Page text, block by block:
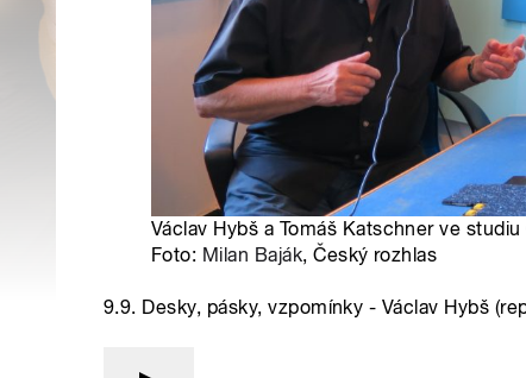
Václav Hybš a Tomáš Katschner ve
Foto: Milan Baják, Český rozhlas
9.9. Desky, pásky, vzpomínky - Václav Hybš